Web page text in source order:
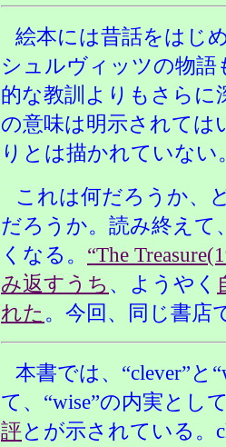
絵本には昔話をはじ
シュルヴィッツの物語
的な教訓よりもさらに
の意味は明示されては
りとは描かれていない
これは何だろうか、
だろうか。読み終えて
くなる。 “The
み返すうち 、ようやく
れた 。今回、同じ書店
本書では、“clever”と
て、“wise”の内実とし
評とが示されている。